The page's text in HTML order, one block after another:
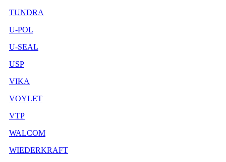
TUNDRA
U-POL
U-SEAL
USP
VIKA
VOYLET
VTP
WALCOM
WIEDERKRAFT